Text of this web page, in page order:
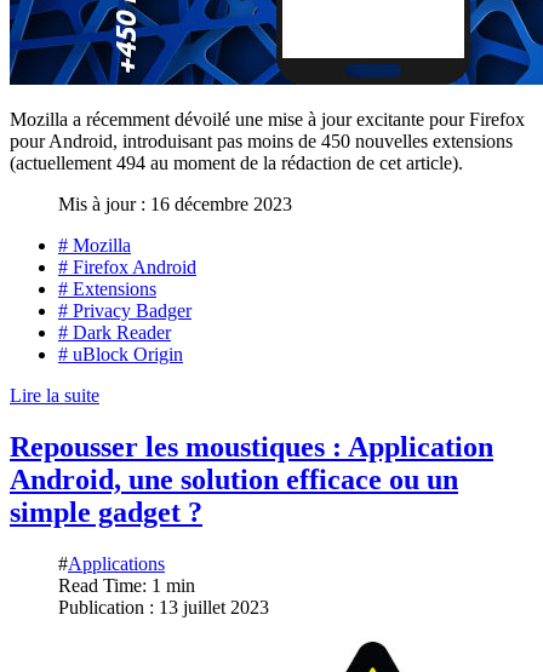
Mozilla a récemment dévoilé une mise à jour excitante pour Firefox
pour Android, introduisant pas moins de 450 nouvelles extensions
(actuellement 494 au moment de la rédaction de cet article).
Mis à jour : 16 décembre 2023
# Mozilla
# Firefox Android
# Extensions
# Privacy Badger
# Dark Reader
# uBlock Origin
Lire la suite
Repousser les moustiques : Application
Android, une solution efficace ou un
simple gadget ?
#Applications
Read Time: 1 min
Publication : 13 juillet 2023